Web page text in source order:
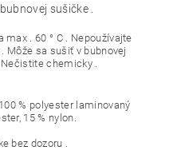
sušičke .
max . 60 ° C . Nepoužívajte
Môže sa sušiť v bubnovej
chemicky .
% polyester laminovaný
15 % nylon.
bez dozoru .